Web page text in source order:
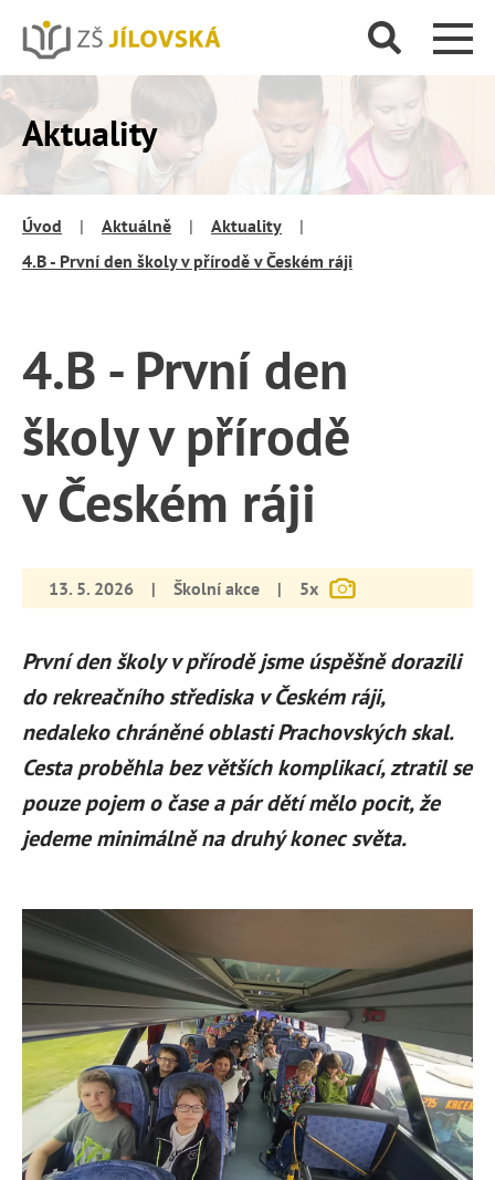
Aktuality
Úvod | Aktuálně | Aktuality
|
4.B - První den školy v přírodě v Českém ráji
4.B - První den
školy v přírodě
v Českém ráji
13. 5. 2026 | Školní akce | 5x
První den školy v přírodě jsme úspěšně dorazili
do rekreačního střediska v Českém ráji,
nedaleko chráněné oblasti Prachovských skal.
Cesta proběhla bez větších komplikací, ztratil se
pouze pojem o čase a pár dětí mělo pocit, že
jedeme minimálně na druhý konec světa.